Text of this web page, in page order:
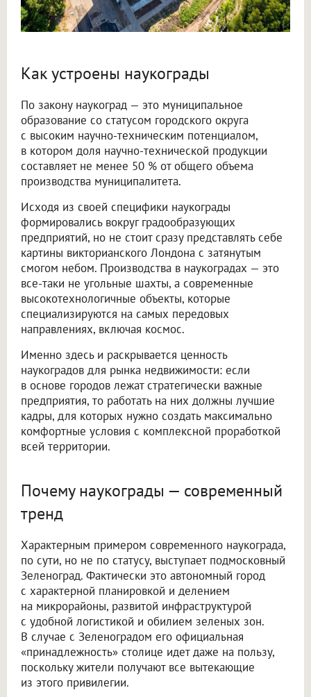
Как устроены наукограды
По закону наукоград — это муниципальное
образование со статусом городского округа
с высоким научно-техническим потенциалом,
в котором доля научно-технической продукции
составляет не менее 50 % от общего объема
производства муниципалитета.
Исходя из своей специфики наукограды
формировались вокруг градообразующих
предприятий, но не стоит сразу представлять себе
картины викторианского Лондона с затянутым
смогом небом. Производства в наукоградах — это
все-таки не угольные шахты, а современные
высокотехнологичные объекты, которые
специализируются на самых передовых
направлениях, включая космос.
Именно здесь и раскрывается ценность
наукоградов для рынка недвижимости: если
в основе городов лежат стратегически важные
предприятия, то работать на них должны лучшие
кадры, для которых нужно создать максимально
комфортные условия с комплексной проработкой
всей территории.
Почему наукограды — современный
тренд
Характерным примером современного наукограда,
по сути, но не по статусу, выступает подмосковный
Зеленоград. Фактически это автономный город
с характерной планировкой и делением
на микрорайоны, развитой инфраструктурой
с удобной логистикой и обилием зеленых зон.
В случае с Зеленоградом его официальная
«принадлежность» столице идет даже на пользу,
поскольку жители получают все вытекающие
из этого привилегии.